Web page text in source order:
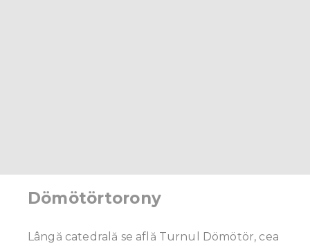
Dömötörtorony
Lângă catedrală se află Turnul Dömötör, cea